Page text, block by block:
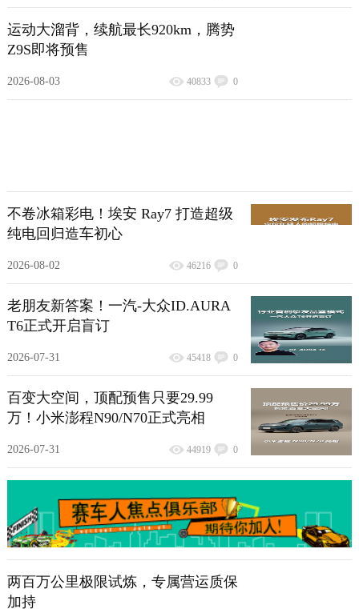
运动大溜背，续航最长920km，腾势
Z9S即将预售
2026-08-03 40833 0
不卷冰箱彩电！埃安 Ray7 打造超级
纯电回归造车初心
2026-08-02 46216 0
老朋友新答案！一汽-大众ID.AURA
T6正式开启盲订
2026-07-31 45418 0
百变大空间，顶配预售只要29.99
万！小米澎程N90/N70正式亮相
2026-07-31 44919 0
两百万公里极限试炼，专属营运质保
加持